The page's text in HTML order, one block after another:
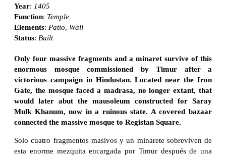
Year: 1405
Function: Temple
Elements: Patio, Wall
Status: Built
Only four massive fragments and a minaret survive of this
enormous mosque commissioned by Timur after a
victorious campaign in Hindustan. Located near the Iron
Gate, the mosque faced a madrasa, no longer extant, that
would later abut the mausoleum constructed for Saray
Mulk Khanum, now in a ruinous state. A covered bazaar
connected the massive mosque to Registan Square.
Solo cuatro fragmentos masivos y un minarete sobreviven de
esta enorme mezquita encargada por Timur después de una